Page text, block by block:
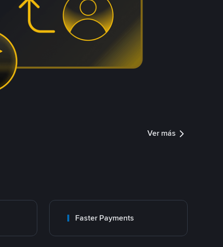
Ver más
Faster Payments